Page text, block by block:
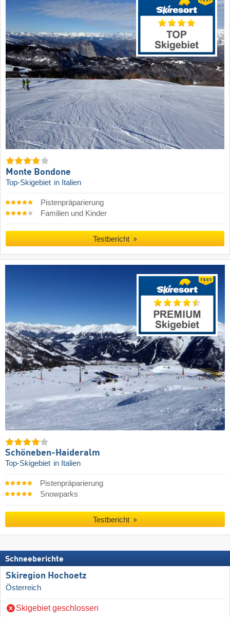
Monte Bondone
Top-Skigebiet in Italien
Pistenpräparierung
Familien und Kinder
Testbericht
Schöneben-Haideralm
Top-Skigebiet in Italien
Pistenpräparierung
Snowparks
Testbericht
Schneeberichte
Skiregion Hochoetz
Österreich
Skigebiet geschlossen